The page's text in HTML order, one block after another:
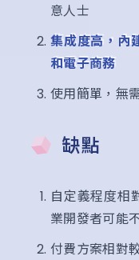
意人士
集成度高，內
和電子商務
使用簡單，無
缺點
自定義程度相
業開發者可能
付費方案相對